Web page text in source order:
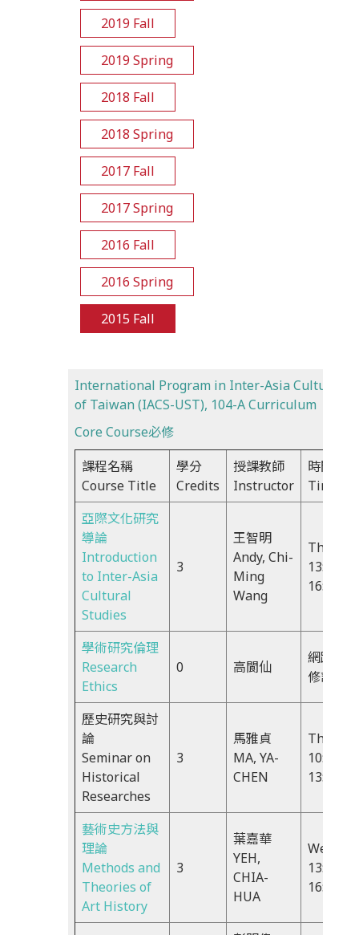
2019 Fall
2019 Spring
2018 Fall
2018 Spring
2017 Fall
2017 Spring
2016 Fall
2016 Spring
2015 Fall
International Program in Inter-Asia Cultural
of Taiwan (IACS-UST), 104-A Curriculum
Core Course必修
課程名稱
Course Title
學分
Credits
授課教師
Instructor
時間
Time
亞際文化研究
導論
Introduction
to Inter-Asia
Cultural
Studies
3
王智明
Andy, Chi-
Ming
Wang
Thu,
13:20-
16:20
學術研究倫理
Research
Ethics
0 高閬仙
網路
修課
歷史研究與討
論
Seminar on
Historical
Researches
3
馬雅貞
MA, YA-
CHEN
Thu,
10:10-
13:00
藝術史方法與
理論
Methods and
Theories of
Art History
3
葉嘉華
YEH,
CHIA-
HUA
Wed,
13:30-
16:20